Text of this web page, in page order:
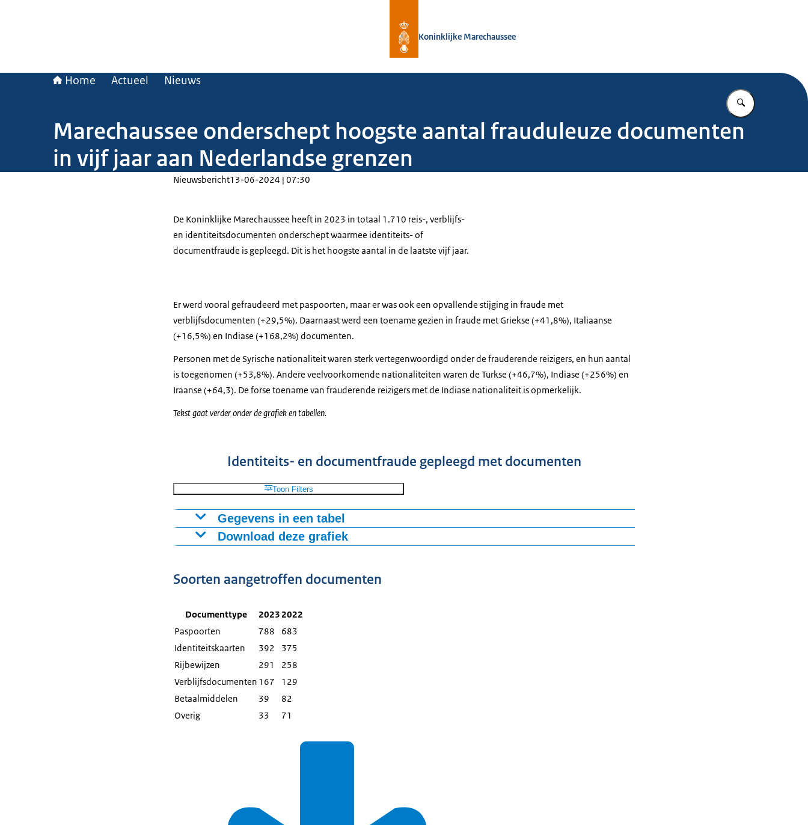
Koninklijke Marechaussee
Home Actueel Nieuws
Vul in wat u
Marechaussee onderschept hoogste aantal frauduleuze documenten
in vijf jaar aan Nederlandse grenzen
Nieuwsbericht13-06-2024 | 07:30
De Koninklijke Marechaussee heeft in 2023 in totaal 1.710 reis-, verblijfs-
en identiteitsdocumenten onderschept waarmee identiteits- of
documentfraude is gepleegd. Dit is het hoogste aantal in de laatste vijf jaar.
Er werd vooral gefraudeerd met paspoorten, maar er was ook een opvallende stijging in fraude met
verblijfsdocumenten (+29,5%). Daarnaast werd een toename gezien in fraude met Griekse (+41,8%), Italiaanse
(+16,5%) en Indiase (+168,2%) documenten.
Personen met de Syrische nationaliteit waren sterk vertegenwoordigd onder de frauderende reizigers, en hun aantal
is toegenomen (+53,8%). Andere veelvoorkomende nationaliteiten waren de Turkse (+46,7%), Indiase (+256%) en
Iraanse (+64,3). De forse toename van frauderende reizigers met de Indiase nationaliteit is opmerkelijk.
Tekst gaat verder onder de grafiek en tabellen.
Identiteits- en documentfraude gepleegd met documenten
Toon Filters
Gegevens in een tabel
Aantal zakenAantal documenten
2021969
1465
20231260 1710
Download deze grafiek
Download CSV-bestand
Soorten aangetroffen documenten
Documenttype 2023 2022
Paspoorten
788
683
Identiteitskaarten
392
375
Rijbewijzen
291
258
Verblijfsdocumenten 167
129
Betaalmiddelen
39
82
Overig
33 71